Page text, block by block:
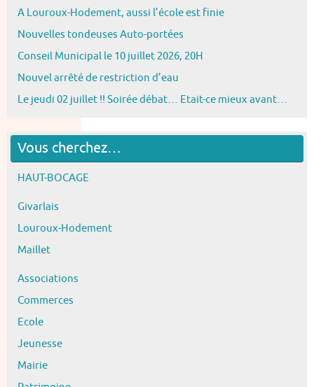
A Louroux-Hodement, aussi l’école est finie
Nouvelles tondeuses Auto-portées
Conseil Municipal le 10 juillet 2026, 20H
Nouvel arrêté de restriction d’eau
Le jeudi 02 juillet !! Soirée débat… Etait-ce mieux avant…
Vous cherchez…
HAUT-BOCAGE
Givarlais
Louroux-Hodement
Maillet
Associations
Commerces
Ecole
Jeunesse
Mairie